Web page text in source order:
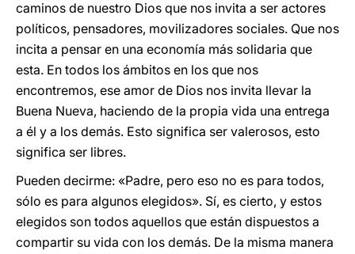
caminos de nuestro Dios que nos invita a ser actores
políticos, pensadores, movilizadores sociales. Que nos
incita a pensar en una economía más solidaria que
esta. En todos los ámbitos en los que nos
encontremos, ese amor de Dios nos invita llevar la
Buena Nueva, haciendo de la propia vida una entrega
a él y a los demás. Esto significa ser valerosos, esto
significa ser libres.
Pueden decirme: «Padre, pero eso no es para todos,
sólo es para algunos elegidos». Sí, es cierto, y estos
elegidos son todos aquellos que están dispuestos a
compartir su vida con los demás. De la misma manera